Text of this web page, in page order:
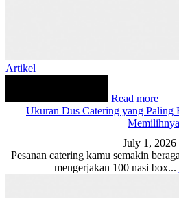
Artikel
Read more
Ukuran Dus Catering yang Paling
Memilihnya
July 1, 2026
Pesanan catering kamu semakin
mengerjakan 100 nasi box...